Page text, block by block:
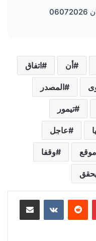
أن اتفاق
المصدر
تيمور
عاجل
موقع وقفا
بينتيريست